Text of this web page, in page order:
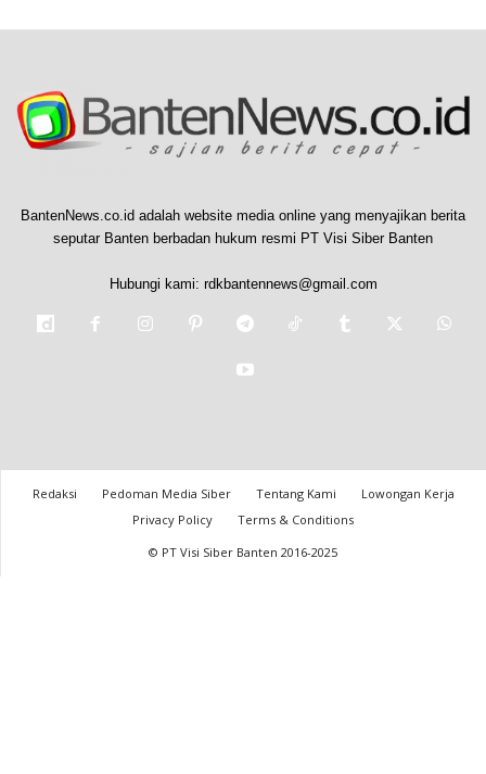
BantenNews.co.id adalah website media online yang menyajikan berita
seputar Banten berbadan hukum resmi PT Visi Siber Banten
Hubungi kami: rdkbantennews@gmail.com
Redaksi Pedoman Media Siber Tentang Kami
Lowongan Kerja
Privacy Policy
Terms & Conditions
© PT Visi Siber Banten 2016-2025